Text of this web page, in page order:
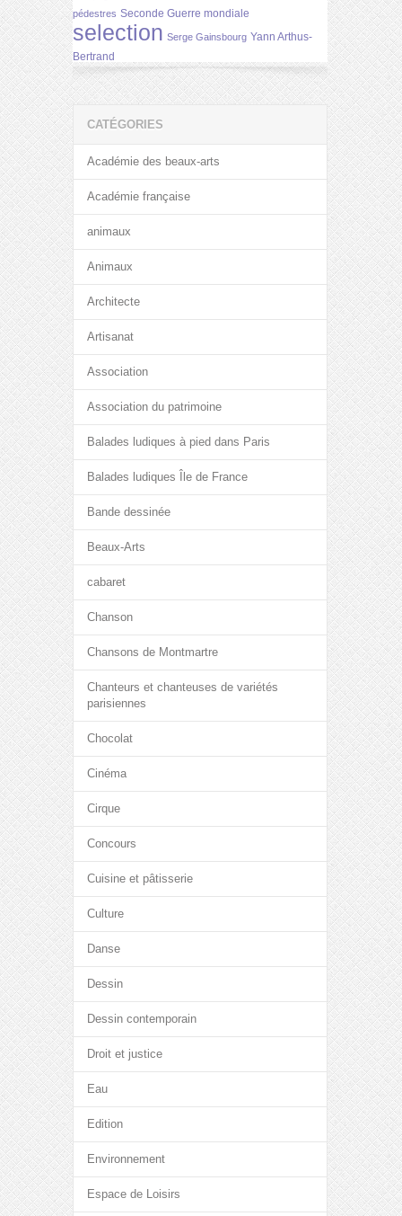
pédestres Seconde Guerre mondiale
selection Serge Gainsbourg Yann Arthus-
Bertrand
CATÉGORIES
Académie des beaux-arts
Académie française
animaux
Animaux
Architecte
Artisanat
Association
Association du patrimoine
Balades ludiques à pied dans Paris
Balades ludiques Île de France
Bande dessinée
Beaux-Arts
cabaret
Chanson
Chansons de Montmartre
Chanteurs et chanteuses de variétés
parisiennes
Chocolat
Cinéma
Cirque
Concours
Cuisine et pâtisserie
Culture
Danse
Dessin
Dessin contemporain
Droit et justice
Eau
Edition
Environnement
Espace de Loisirs